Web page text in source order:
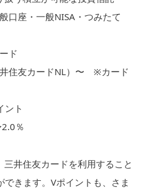
口座・一般NISA・つみたて
ド
井住友カードNL）〜 ※カード
ント
％
井住友カードを利用すること
きます。Vポイントも、さま